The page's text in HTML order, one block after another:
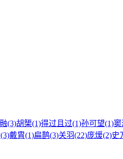
(3)胡榘(1)得过且过(1)孙可望(1)
戴胄(1)扁鹊(3)关羽(22)庞煖(2)史